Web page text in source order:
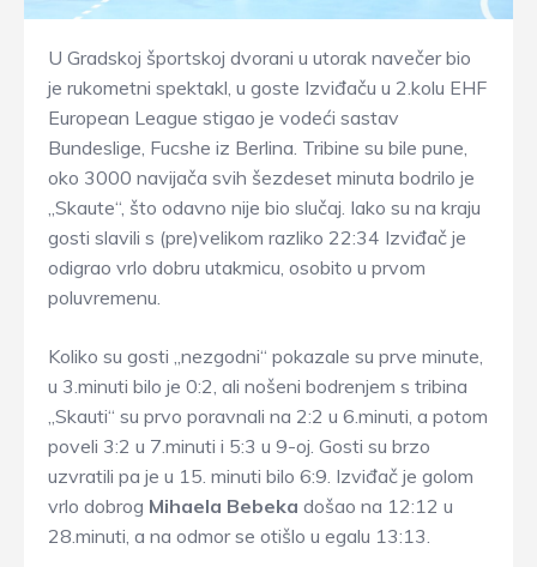
U Gradskoj športskoj dvorani u utorak navečer bio
je rukometni spektakl, u goste Izviđaču u 2.kolu EHF
European League stigao je vodeći sastav
Bundeslige, Fucshe iz Berlina. Tribine su bile pune,
oko 3000 navijača svih šezdeset minuta bodrilo je
„Skaute“, što odavno nije bio slučaj. Iako su na kraju
gosti slavili s (pre)velikom razliko 22:34 Izviđač je
odigrao vrlo dobru utakmicu, osobito u prvom
poluvremenu.
Koliko su gosti „nezgodni“ pokazale su prve minute,
u 3.minuti bilo je 0:2, ali nošeni bodrenjem s tribina
„Skauti“ su prvo poravnali na 2:2 u 6.minuti, a potom
poveli 3:2 u 7.minuti i 5:3 u 9-oj. Gosti su brzo
uzvratili pa je u 15. minuti bilo 6:9. Izviđač je golom
vrlo dobrog Mihaela Bebeka došao na 12:12 u
28.minuti, a na odmor se otišlo u egalu 13:13.